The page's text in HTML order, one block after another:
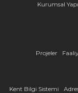
Kurumsal Yapı
Projeler
Kent Bilgi Sistemi